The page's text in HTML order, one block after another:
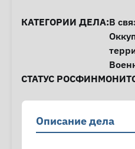
КАТЕГОРИИ ДЕЛА:В
СТАТУС
Описание дела